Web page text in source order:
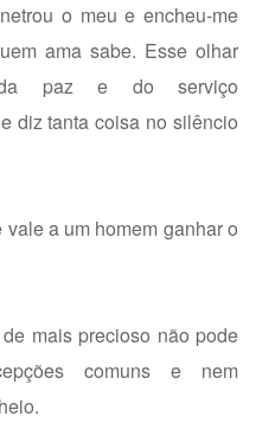
o meu e encheu-me
ama sabe. Esse olhar
da paz e do serviço
diz tanta coisa no silêncio
a um homem ganhar o
mais precioso não pode
comuns e nem